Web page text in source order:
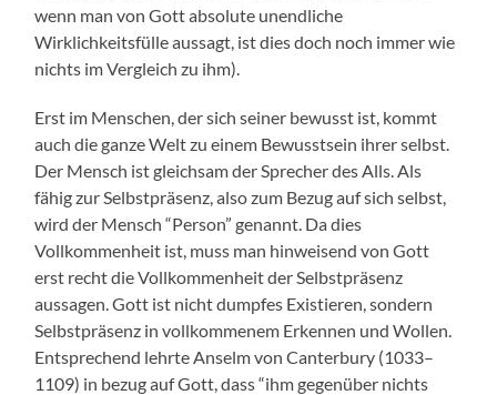
wenn man von Gott absolute unendliche
Wirklichkeitsfülle aussagt, ist dies doch noch immer wie
nichts im Vergleich zu ihm).
Erst im Menschen, der sich seiner bewusst ist, kommt
auch die ganze Welt zu einem Bewusstsein ihrer selbst.
Der Mensch ist gleichsam der Sprecher des Alls. Als
fähig zur Selbstpräsenz, also zum Bezug auf sich selbst,
wird der Mensch “Person” genannt. Da dies
Vollkommenheit ist, muss man hinweisend von Gott
erst recht die Vollkommenheit der Selbstpräsenz
aussagen. Gott ist nicht dumpfes Existieren, sondern
Selbstpräsenz in vollkommenem Erkennen und Wollen.
Entsprechend lehrte Anselm von Canterbury (1033–
1109) in bezug auf Gott, dass “ihm gegenüber nichts